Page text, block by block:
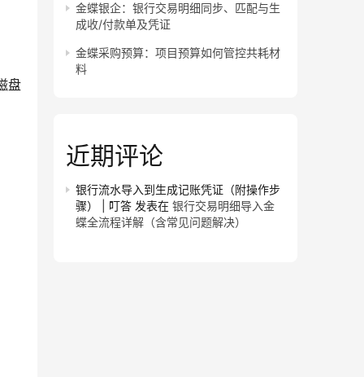
盘
金蝶银企：银行交易明细同步、匹配与生
成收/付款单及凭证
金蝶采购预算：项目预算如何管控共耗材
料
近期评论
银行流水导入到生成记账凭证（附操作步
骤） | 叮答 发表在 银行交易明细导入金
蝶全流程详解（含常见问题解决）